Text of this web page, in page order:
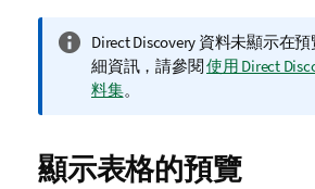
資
訊
備
Direct Discovery 資料未顯示在預
細資訊，請參閱使用 Direct
料集。
顯示表格的預覽